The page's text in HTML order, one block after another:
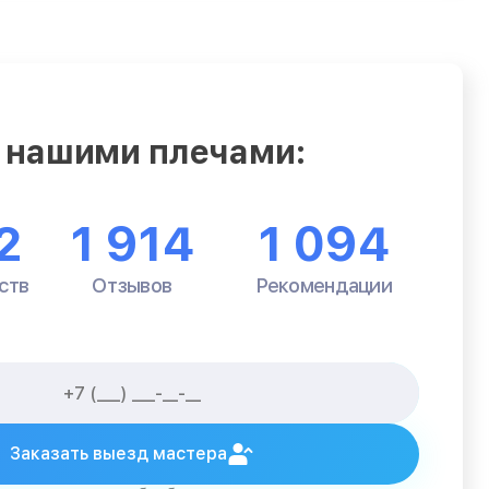
нашими плечами:
1 914
Отзывов
1 094
Рекомендации
Заказать выезд мастера